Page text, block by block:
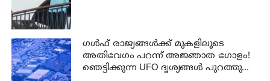
ഗൾഫ് രാജ്യങ്ങൾക്ക് മുകളിലൂടെ
അതിവേഗം പറന്ന് അജ്ഞാത ഗോളം!
ഞെട്ടിക്കുന്ന UFO ദൃശ്യങ്ങൾ പുറത്തുവിട്ട്